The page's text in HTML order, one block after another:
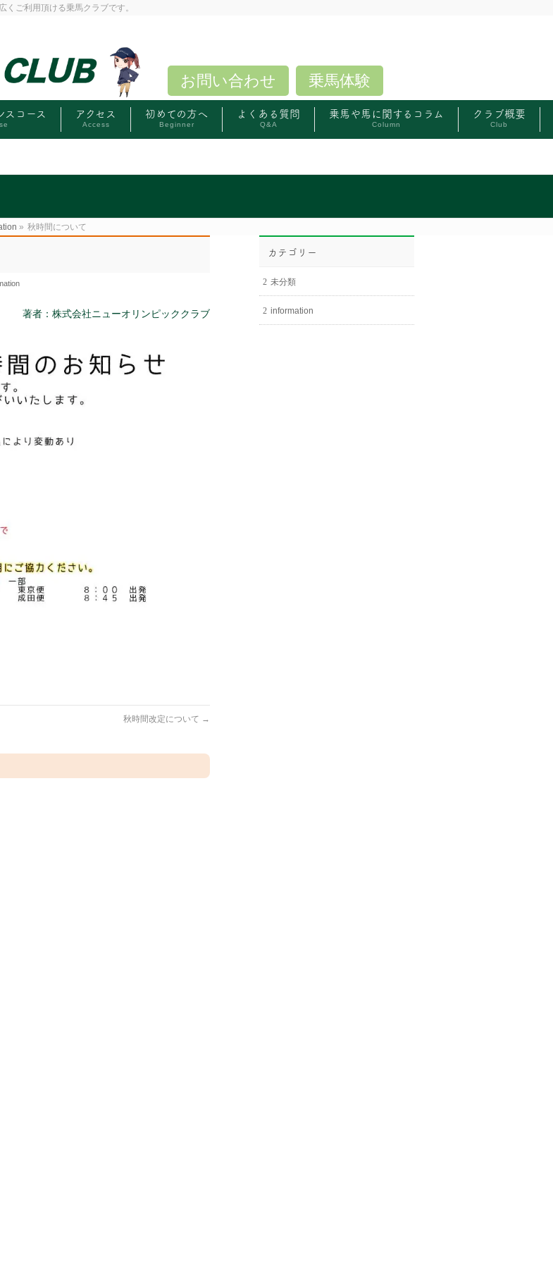
ご利用頂ける乗馬クラブです。
乗馬体験
お問い合わせ
スコース アクセス
Access
初めての方へ
Beginner
よくある質問
Q&A
乗馬や馬に関するコラム
Column
クラブ概要
Club
» 秋時間について
著者：株式会社ニューオリンピッククラブ
秋時間改定について →
カテゴリー
未分類
information